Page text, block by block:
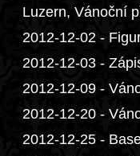
Luzern, Vánoční
2012-12-02 -
2012-12-03 -
2012-12-09 -
2012-12-20 -
2012-12-25 -